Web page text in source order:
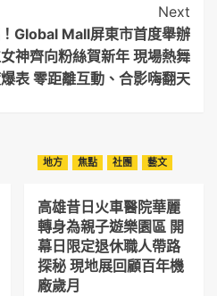
Next
Global Mall屏東市首度舉辦
神齊向粉絲賀新年 現場熱舞
表 零距離互動、合影嗨翻天
地方 焦點 社團 藝文
高雄昔日火車醫院華麗
轉身為親子遊樂園區 開
幕日限定退休職人帶路
探秘 現地展回顧百年機
廠歲月